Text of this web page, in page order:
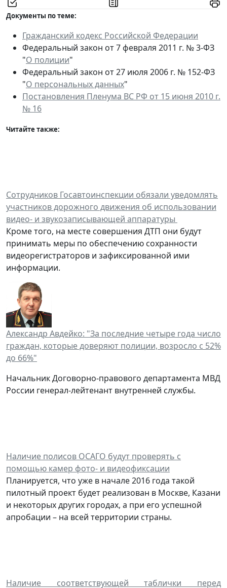
Документы по теме:
Гражданский кодекс Российской Федерации
Федеральный закон от 7 февраля 2011 г. № 3-ФЗ
"О полиции"
Федеральный закон от 27 июля 2006 г. № 152-ФЗ
"О персональных данных"
Постановления Пленума ВС РФ от 15 июня 2010 г.
№ 16
Читайте также:
Сотрудников Госавтоинспекции обязали уведомлять
участников дорожного движения об использовании
видео- и звукозаписывающей аппаратуры
Кроме того, на месте совершения ДТП они будут
принимать меры по обеспечению сохранности
видеорегистраторов и зафиксированной ими
информации.
Александр Авдейко: "За последние четыре года число
граждан, которые доверяют полиции, возросло с 52%
до 66%"
Начальник Договорно-правового департамента МВД
России генерал-лейтенант внутренней службы.
Наличие полисов ОСАГО будут проверять с
помощью камер фото- и видеофиксации
Планируется, что уже в начале 2016 года такой
пилотный проект будет реализован в Москве, Казани
и некоторых других городах, а при его успешной
апробации – на всей территории страны.
Наличие соответствующей таблички перед